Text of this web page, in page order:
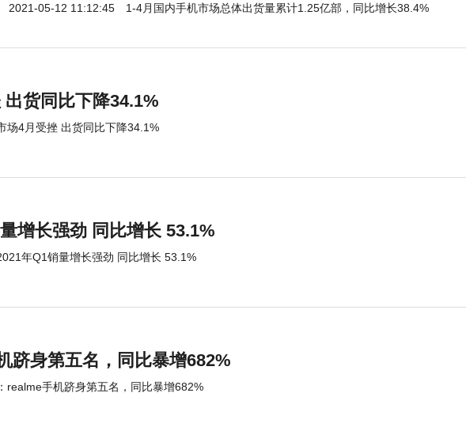
2021-05-12 11:12:45 1-4月国内手机市场总体出货量累计1.25亿部，同比增长38.4%
货同比下降34.1%
场4月受挫 出货同比下降34.1%
增长强劲 同比增长 53.1%
年Q1销量增长强劲 同比增长 53.1%
跻身第五名，同比暴增682%
realme手机跻身第五名，同比暴增682%